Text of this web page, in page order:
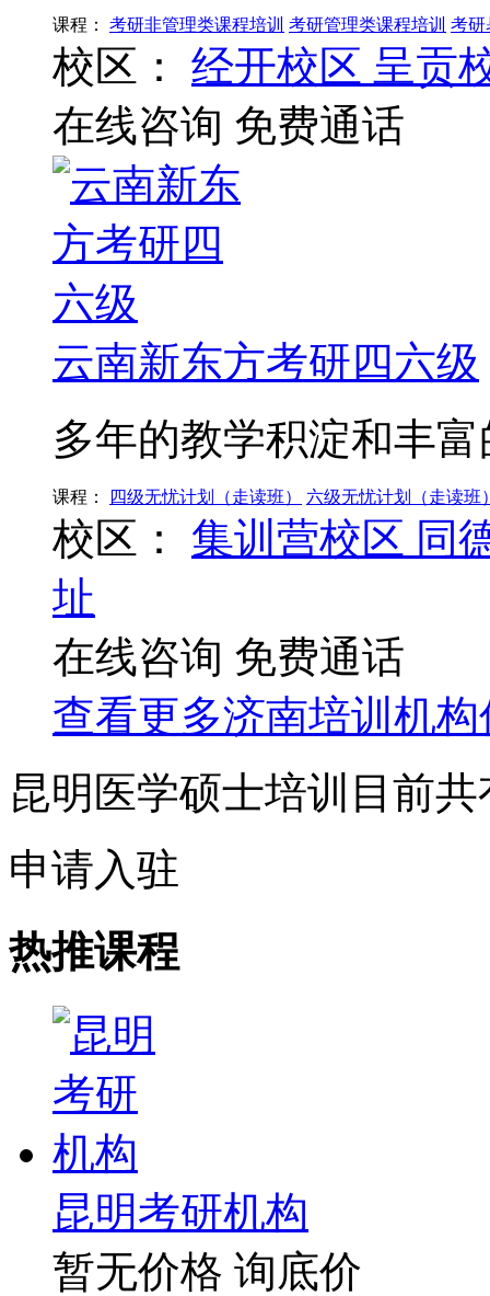
课程： 考研非管理类课程培训 考研管理类课程培训 考研
校区： 经开校区 呈贡
在线咨询 免费通话
云南新东方考研四六级
多年的教学积淀和丰
课程： 四级无忧计划（走读班） 六级无忧计划（走读班
校区： 集训营校区 同
址
在线咨询 免费通话
查看更多济南培训机构
昆明医学硕士培训目前
申请入驻
热推课程
昆明考研机构
暂无价格 询底价